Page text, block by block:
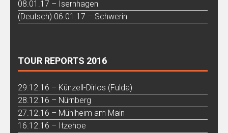
08.01.17 – Isernhagen
(Deutsch) 06.01.17 – Schwerin
TOUR REPORTS 2016
29.12.16 – Künzell-Dirlos (Fulda)
28.12.16 – Nürnberg
27.12.16 – Mühlheim am Main
16.12.16 – Itzehoe